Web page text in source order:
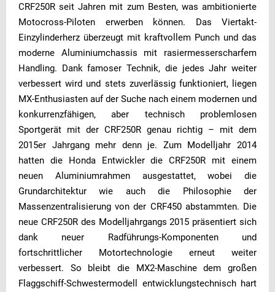
CRF250R seit Jahren mit zum Besten, was ambitionierte
Motocross-Piloten erwerben können. Das Viertakt-
Einzylinderherz überzeugt mit kraftvollem Punch und das
moderne Aluminiumchassis mit rasiermesserscharfem
Handling. Dank famoser Technik, die jedes Jahr weiter
verbessert wird und stets zuverlässig funktioniert, liegen
MX-Enthusiasten auf der Suche nach einem modernen und
konkurrenzfähigen, aber technisch problemlosen
Sportgerät mit der CRF250R genau richtig – mit dem
2015er Jahrgang mehr denn je. Zum Modelljahr 2014
hatten die Honda Entwickler die CRF250R mit einem
neuen Aluminiumrahmen ausgestattet, wobei die
Grundarchitektur wie auch die Philosophie der
Massenzentralisierung von der CRF450 abstammten. Die
neue CRF250R des Modelljahrgangs 2015 präsentiert sich
dank neuer Radführungs-Komponenten und
fortschrittlicher Motortechnologie erneut weiter
verbessert. So bleibt die MX2-Maschine dem großen
Flaggschiff-Schwestermodell entwicklungstechnisch hart